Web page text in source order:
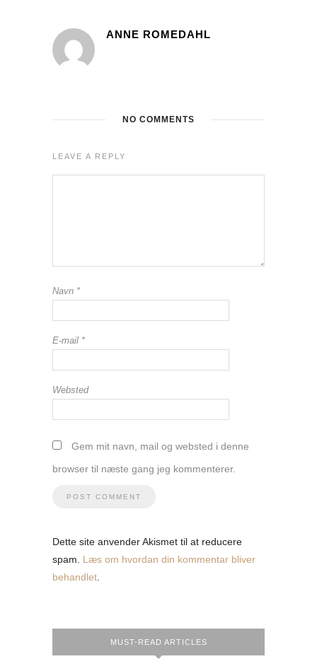
ANNE ROMEDAHL
NO COMMENTS
LEAVE A REPLY
Navn *
E-mail *
Websted
Gem mit navn, mail og websted i denne
browser til næste gang jeg kommenterer.
Dette site anvender Akismet til at reducere
spam. Læs om hvordan din kommentar bliver
behandlet
MUST-READ ARTICLES